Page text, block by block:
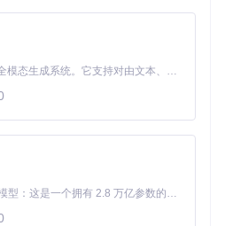
）
单中是否出现"Auto Legality Mo
载失败。可通过"控制面板→程序
版本。
详解 🔧
引擎]
MiniMax H3 是一个通用的全模态生成系统。它支持对由文本、图像、视频和音频组成的多模态上下文进行统一理解，并能生成分辨率高达 2K、时长可达 15 秒的带原生立体声音频的视频。得益于面向任务泛化的系统设计，H3 在预训练阶段就已具备广泛的多模态上下文理解与生成能力，能够出色地执行复杂的多模态指令。
Kimi K3 是Kimi能力最强的模型：这是一个拥有 2.8 万亿参数的混合专家（MoE）模型，具备原生视觉理解能力，并支持 100 万 token 的上下文窗口。